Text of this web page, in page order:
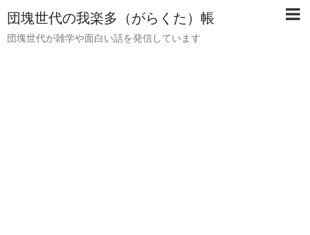
団塊世代の我楽多（がらくた）帳
団塊世代が雑学や面白い話を発信しています